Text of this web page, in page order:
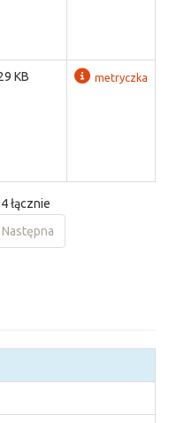
KB metryczka
łącznie
Następna